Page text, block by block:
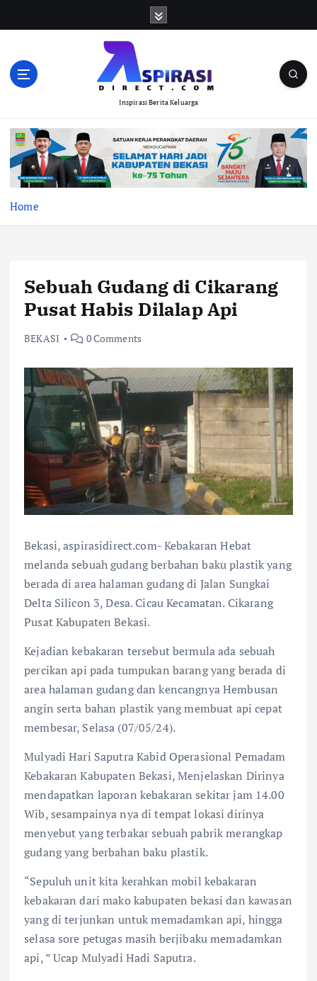
Inspirasi Berita Keluarga
Home
Sebuah Gudang di Cikarang
Pusat Habis Dilalap Api
BEKASI 0 Comments
Bekasi, aspirasidirect.com- Kebakaran Hebat
melanda sebuah gudang berbahan baku plastik yang
berada di area halaman gudang di Jalan Sungkai
Delta Silicon 3, Desa. Cicau Kecamatan. Cikarang
Pusat Kabupaten Bekasi.
Kejadian kebakaran tersebut bermula ada sebuah
percikan api pada tumpukan barang yang berada di
area halaman gudang dan kencangnya Hembusan
angin serta bahan plastik yang membuat api cepat
membesar, Selasa (07/05/24).
Mulyadi Hari Saputra Kabid Operasional Pemadam
Kebakaran Kabupaten Bekasi, Menjelaskan Dirinya
mendapatkan laporan kebakaran sekitar jam 14.00
Wib, sesampainya nya di tempat lokasi dirinya
menyebut yang terbakar sebuah pabrik merangkap
gudang yang berbahan baku plastik.
“Sepuluh unit kita kerahkan mobil kebakaran
kebakaran dari mako kabupaten bekasi dan kawasan
yang di terjunkan untuk memadamkan api, hingga
selasa sore petugas masih berjibaku memadamkan
api, ” Ucap Mulyadi Hadi Saputra.